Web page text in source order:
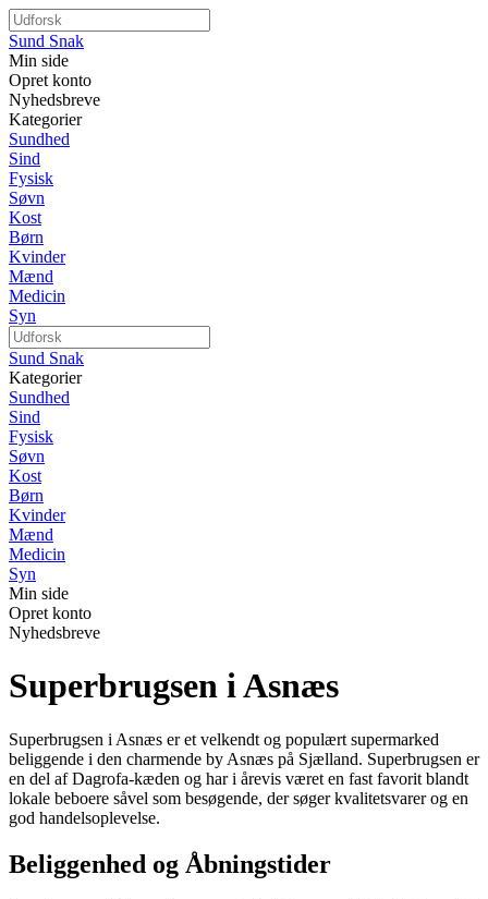
Sund Snak
Min side
Opret konto
Nyhedsbreve
Kategorier
Sundhed
Sind
Fysisk
Søvn
Kost
Børn
Kvinder
Mænd
Medicin
Syn
Sund Snak
Kategorier
Sundhed
Sind
Fysisk
Søvn
Kost
Børn
Kvinder
Mænd
Medicin
Syn
Min side
Opret konto
Nyhedsbreve
Superbrugsen i Asnæs
Superbrugsen i Asnæs er et velkendt og populært supermarked
beliggende i den charmende by Asnæs på Sjælland. Superbrugsen er
en del af Dagrofa-kæden og har i årevis været en fast favorit blandt
lokale beboere såvel som besøgende, der søger kvalitetsvarer og en
god handelsoplevelse.
Beliggenhed og Åbningstider